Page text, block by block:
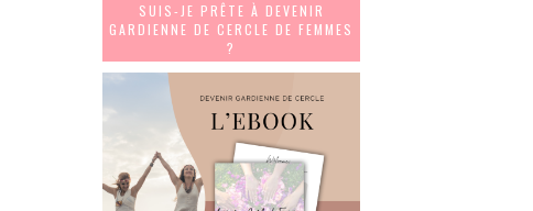
SUIS-JE PRÊTE À DEVENIR
GARDIENNE DE CERCLE DE FEMMES
?